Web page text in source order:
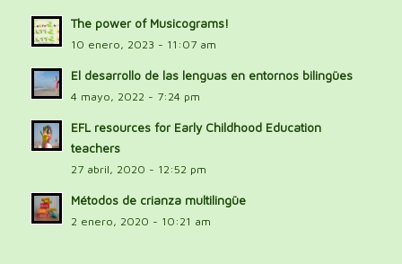
The power of Musicograms!
10 enero, 2023 - 11:07 am
El desarrollo de las lenguas en entornos bilingües
4 mayo, 2022 - 7:24 pm
EFL resources for Early Childhood Education
teachers
27 abril, 2020 - 12:52 pm
Métodos de crianza multilingüe
2 enero, 2020 - 10:21 am